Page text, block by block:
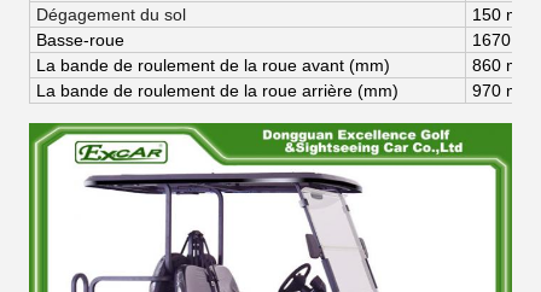
Dégagement du sol
150 mm
Basse-roue
1670
La bande de roulement de la roue avant (mm)
860 mm
La bande de roulement de la roue arrière (mm)
970 mm